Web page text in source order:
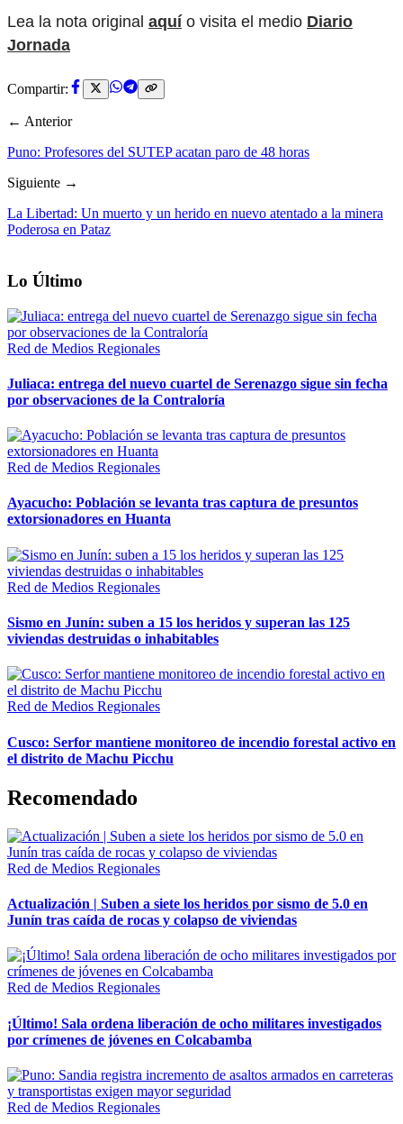
Lea la nota original aquí o visita el medio Diario
Jornada
Compartir:
← Anterior
Puno: Profesores del SUTEP acatan paro de 48 horas
Siguiente →
La Libertad: Un muerto y un herido en nuevo atentado a la minera
Poderosa en Pataz
Lo Último
Red de Medios Regionales
Juliaca: entrega del nuevo cuartel de Serenazgo sigue sin fecha
por observaciones de la Contraloría
Red de Medios Regionales
Ayacucho: Población se levanta tras captura de presuntos
extorsionadores en Huanta
Red de Medios Regionales
Sismo en Junín: suben a 15 los heridos y superan las 125
viviendas destruidas o inhabitables
Red de Medios Regionales
Cusco: Serfor mantiene monitoreo de incendio forestal activo en
el distrito de Machu Picchu
Recomendado
Red de Medios Regionales
Actualización | Suben a siete los heridos por sismo de 5.0 en
Junín tras caída de rocas y colapso de viviendas
Red de Medios Regionales
¡Último! Sala ordena liberación de ocho militares investigados
por crímenes de jóvenes en Colcabamba
Red de Medios Regionales